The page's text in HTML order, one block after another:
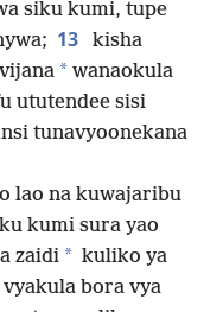
siku kumi, tupe
13
kisha
* wanaokula
ututendee sisi
tunavyoonekana
lao na kuwajaribu
kumi sura yao
zaidi * kuliko ya
bora vya